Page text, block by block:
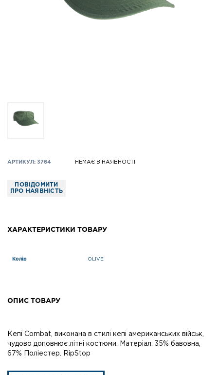
АРТИКУЛ: 3764 НЕМАЄ В НАЯВНОСТІ
ПОВІДОМИТИ
ПРО НАЯВНІСТЬ
ХАРАКТЕРИСТИКИ ТОВАРУ
Колір OLIVE
ОПИС ТОВАРУ
Кепі Combat, виконана в стилі кепі американських військ,
чудово доповнює літні костюми. Матеріал: 35% бавовна,
67% Поліестер. RipStop